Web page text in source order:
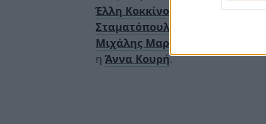
Έλλη Κοκκίνου
Φώτης
Σταματόπουλος
Χρήστος
Μιχάλης Μαρίνος
ηΆννα Κουρή.